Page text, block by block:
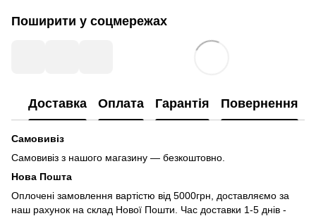
Поширити у соцмережах
Доставка Оплата Гарантія Повернення
Самовивіз
Самовивіз з нашого магазину — безкоштовно.
Нова Пошта
Оплочені замовлення вартістю від 5000грн, доставляємо за
наш рахунок на склад Нової Пошти. Час доставки 1-5 днів -